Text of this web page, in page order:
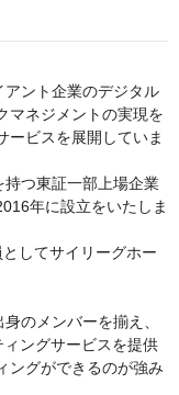
ント企業のデジタル
マネジメントの実現を
ービスを展開していま
つ東証一部上場企業
年に設立をいたしま
してサイリーグホー
のメンバーを揃え、
ングサービスを提供
ングができるのが強み